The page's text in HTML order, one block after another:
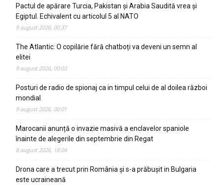
Pactul de apărare Turcia, Pakistan și Arabia Saudită vrea și
Egiptul. Echivalent cu articolul 5 al NATO
9 august 2026, 00:37
The Atlantic: O copilărie fără chatboți va deveni un semn al
elitei
9 august 2026, 00:03
Posturi de radio de spionaj ca in timpul celui de al doilea război
mondial
9 august 2026, 00:01
Marocanii anunță o invazie masivă a enclavelor spaniole
înainte de alegerile din septembrie din Regat
8 august 2026, 18:04
Drona care a trecut prin România și s-a prăbușit in Bulgaria
este ucraineană